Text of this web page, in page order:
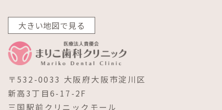
大きい地図で見る
〒532-0033 大阪府大阪市淀川区
新高3丁目6-17-2F
三国駅前クリニックモール